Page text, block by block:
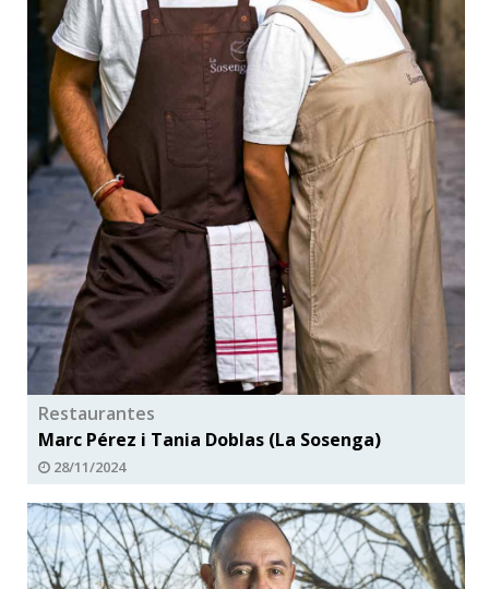
Restaurantes
Marc Pérez i Tania Doblas (La Sosenga)
28/11/2024